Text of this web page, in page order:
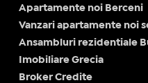
Apartamente noi Berceni
Vanzari apartamente noi
Ansambluri rezidentiale
Imobiliare Grecia
Broker Credite